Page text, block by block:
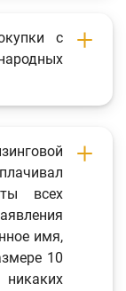
с
всех
имя,
10